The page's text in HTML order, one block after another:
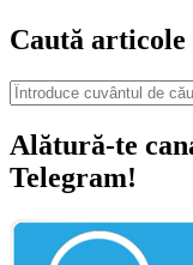
Caută articole
Alătură-te
Telegram!